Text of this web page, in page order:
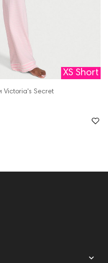
XS Short
Secret
